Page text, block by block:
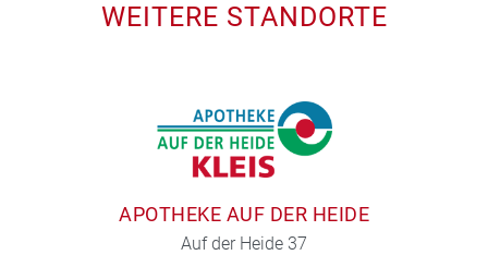
WEITERE STANDORTE
APOTHEKE AUF DER HEIDE
Auf der Heide 37